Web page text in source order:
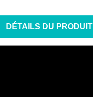
DÉTAILS DU PRODUIT